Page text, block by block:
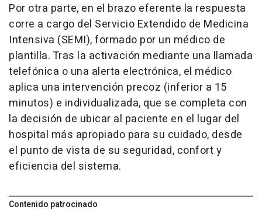
Por otra parte, en el brazo eferente la respuesta
corre a cargo del Servicio Extendido de Medicina
Intensiva (SEMI), formado por un médico de
plantilla. Tras la activación mediante una llamada
telefónica o una alerta electrónica, el médico
aplica una intervención precoz (inferior a 15
minutos) e individualizada, que se completa con
la decisión de ubicar al paciente en el lugar del
hospital más apropiado para su cuidado, desde
el punto de vista de su seguridad, confort y
eficiencia del sistema.
Contenido patrocinado